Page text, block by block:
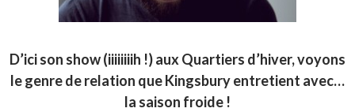
D’ici son show (iiiiiiiih !) aux Quartiers d’hiver, voyons
le genre de relation que Kingsbury entretient avec…
la saison froide !